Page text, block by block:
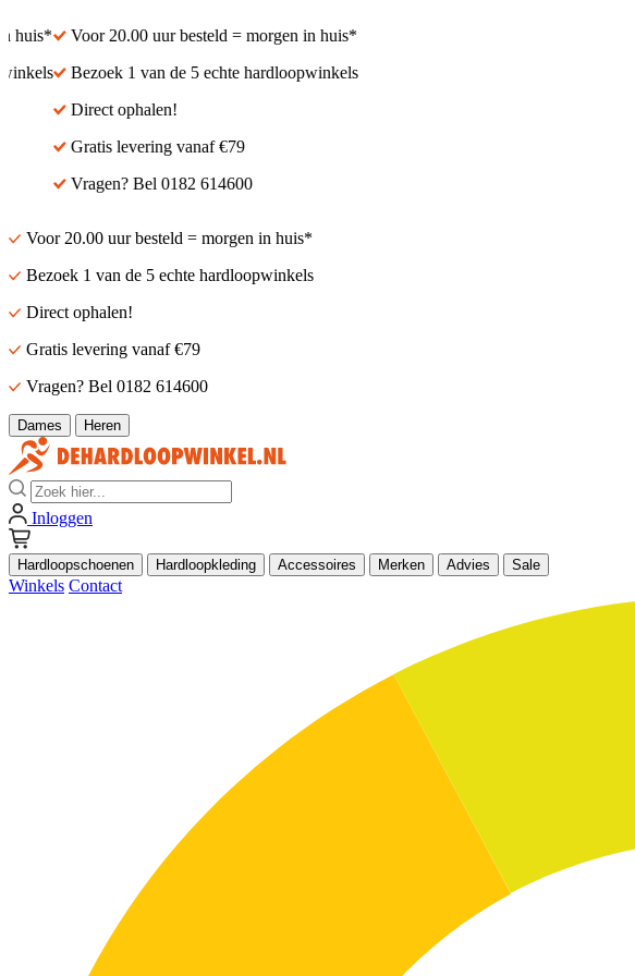
huis*
Voor 20.00 uur besteld = morgen in huis*
Bezoek 1 van de 5 echte hardloopwinkels
Direct ophalen!
Gratis levering vanaf €79
Vragen? Bel 0182 614600
Voor 20.00 uur besteld = morgen in huis*
Bezoek 1 van de 5 echte hardloopwinkels
Direct ophalen!
Gratis levering vanaf €79
Vragen? Bel 0182 614600
Dames Heren
Zoek
Inloggen
Hardloopschoenen Hardloopkleding Accessoires Merken Advies Sale
Winkels Contact